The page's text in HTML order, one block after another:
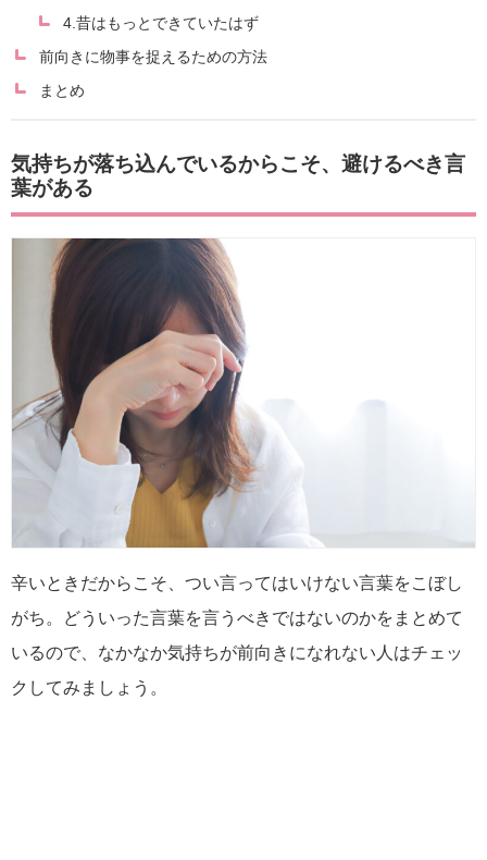
4.昔はもっとできていたはず
前向きに物事を捉えるための方法
まとめ
気持ちが落ち込んでいるからこそ、避けるべき言
葉がある
辛いときだからこそ、つい言ってはいけない言葉をこぼし
がち。どういった言葉を言うべきではないのかをまとめて
いるので、なかなか気持ちが前向きになれない人はチェッ
クしてみましょう。